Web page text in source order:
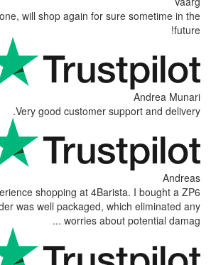
Very nice - well done, will shop again for
Very good customer
Very good experience shopping at
Special, and the order was well packaged,
worries about